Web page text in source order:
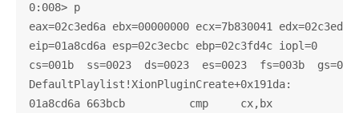
0:008> p
eax=02c3ed6a ebx=00000000 ecx=7b830041
eip=01a8cd6a esp=02c3ecbc ebp=02c3fd4c iopl=0
cs=001b  ss=0023  ds=0023  es=0023  fs=003b
DefaultPlaylist!XionPluginCreate+0x191da:
01a8cd6a 663bcb          cmp     cx,bx